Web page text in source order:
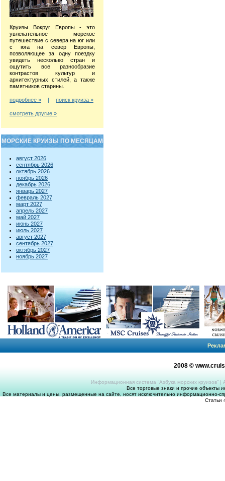
Круизы Вокруг Европы - это
увлекательное морское
путешествие с севера на юг или
с юга на север Европы,
позволяющее за одну поездку
увидеть несколько стран и
ощутить все разнообразие
контрастов культур и
архитектурных стилей, а также
памятников старины.
подробнее » | поиск круиза »
смотреть другие »
МОРСКИЕ КРУИЗЫ ПО МЕСЯЦАМ
август 2026
сентябрь 2026
октябрь 2026
ноябрь 2026
декабрь 2026
январь 2027
февраль 2027
март 2027
апрель 2027
май 2027
июнь 2027
июль 2027
август 2027
сентябрь 2027
октябрь 2027
ноябрь 2027
2008 ©
Информационная система “Азбука морских круизов” |
Все торговые знаки и прочие объекты
Все материалы и цены, размещенные на сайте, носят исключительно информационно-
Статьи